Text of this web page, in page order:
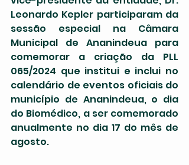
Leonardo Kepler participaram da
sessão especial na Câmara
Municipal de Ananindeua para
comemorar a criação da PLL
065/2024 que institui e inclui no
calendário de eventos oficiais do
município de Ananindeua, o dia
do Biomédico, a ser comemorado
anualmente no dia 17 do mês de
agosto.